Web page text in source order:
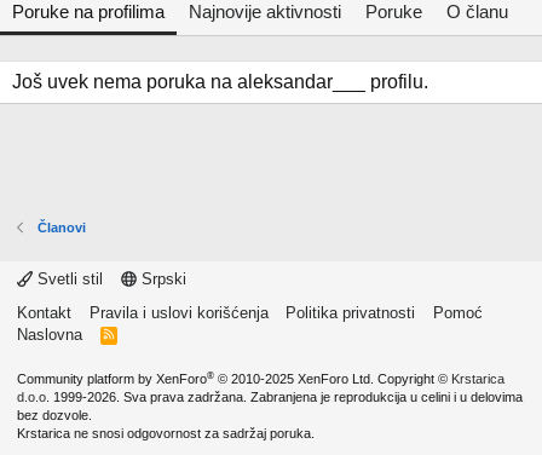
Poruke na profilima Najnovije aktivnosti Poruke O članu
Još uvek nema poruka na aleksandar___ profilu.
Članovi
Svetli stil
Srpski
Kontakt
Pravila i uslovi korišćenja Politika privatnosti
Pomoć
Naslovna
R
Community platform by XenForo® © 2010-2025 XenForo Ltd. Copyright © Krstarica
d.o.o. 1999-2026. Sva prava zadržana. Zabranjena je reprodukcija u celini i u delovima
bez dozvole.
Krstarica ne snosi odgovornost za sadržaj poruka.